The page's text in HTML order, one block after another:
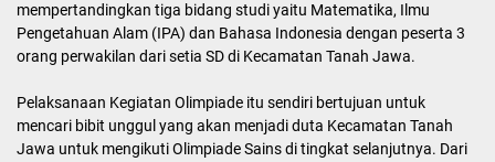
mempertandingkan tiga bidang studi yaitu Matematika, Ilmu
Pengetahuan Alam (IPA) dan Bahasa Indonesia dengan peserta 3
orang perwakilan dari setia SD di Kecamatan Tanah Jawa.
Pelaksanaan Kegiatan Olimpiade itu sendiri bertujuan untuk
mencari bibit unggul yang akan menjadi duta Kecamatan Tanah
Jawa untuk mengikuti Olimpiade Sains di tingkat selanjutnya. Dari